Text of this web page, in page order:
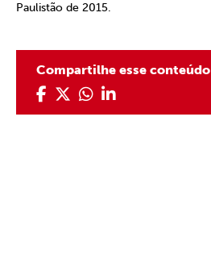
Paulistão de 2015.
Compartilhe esse conteúdo